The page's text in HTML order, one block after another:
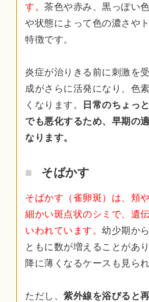
す。 茶色や赤み、黒っぽい
や状態によって色の濃さや
特徴です。
炎症が治りきる前に刺激を
成がさらに活発になり、色
くなります。
日常のちょっ
でも悪化するため、早期の
なります。
そばかす
そばかす（雀卵斑）は、頬
細かい斑点状のシミで、遺
いわれています。 幼少期か
ともに数が増えることがあ
降に薄くなるケースも見られ
ただし、 紫外線を浴びると